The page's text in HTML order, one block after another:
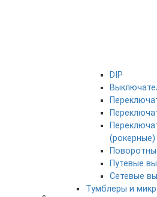
DIP
(рокерные)
Путевые
Сетевые
Тумблеры и